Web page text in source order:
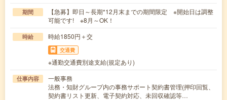
期間
【急募】即日～長期*12月末までの期間限定 ※開始日は調整
可能です! ※8月～OK！
時給 時給1850円＋交
交通費
※通勤交通費別途支給(規定あり)
仕事内容
一般事務
法務・知財グループ内の事務サポート契約書管理(押印回覧、
契約書リスト更新、電子契約対応、未回収確認等…